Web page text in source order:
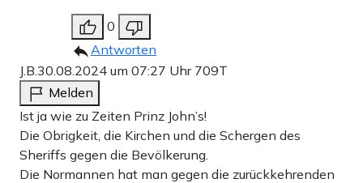
0
Antworten
J.B. 30.08.2024 um 07:27 Uhr 709T
Melden
Ist ja wie zu Zeiten Prinz John’s!
Die Obrigkeit, die Kirchen und die Schergen des
Sheriffs gegen die Bevölkerung.
Die Normannen hat man gegen die zurückkehrenden